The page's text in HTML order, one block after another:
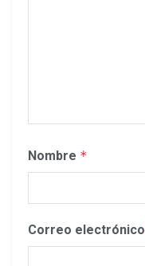
Nombre *
Correo electrónico